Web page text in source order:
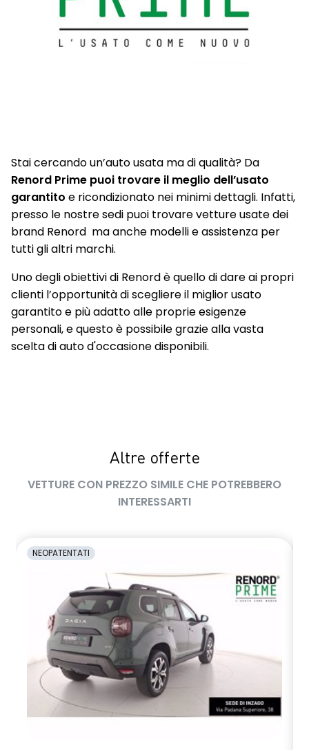
Stai cercando un’auto usata ma di qualità? Da
Renord Prime puoi trovare il meglio dell’usato
garantito e ricondizionato nei minimi dettagli. Infatti,
presso le nostre sedi puoi trovare vetture usate dei
brand Renord ma anche modelli e assistenza per
tutti gli altri marchi.
Uno degli obiettivi di Renord è quello di dare ai propri
clienti l’opportunità di scegliere il miglior usato
garantito e più adatto alle proprie esigenze
personali, e questo è possibile grazie alla vasta
scelta di auto d'occasione disponibili.
Altre offerte
VETTURE CON PREZZO SIMILE CHE POTREBBERO
INTERESSARTI
NEOPATENTATI